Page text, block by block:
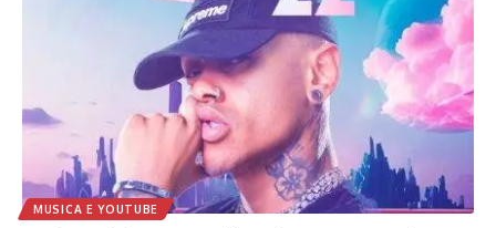
MUSICA E YOUTUBE